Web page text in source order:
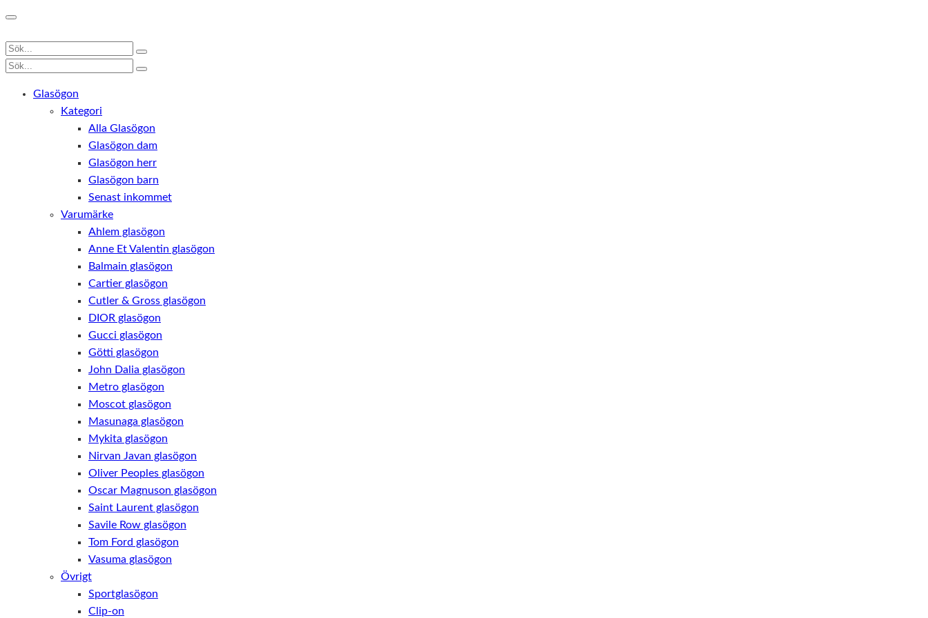
Glasögon
Kategori
Alla Glasögon
Glasögon dam
Glasögon herr
Glasögon barn
Senast inkommet
Varumärke
Ahlem glasögon
Anne Et Valentin glasögon
Balmain glasögon
Cartier glasögon
Cutler & Gross glasögon
DIOR glasögon
Gucci glasögon
Götti glasögon
John Dalia glasögon
Metro glasögon
Moscot glasögon
Masunaga glasögon
Mykita glasögon
Nirvan Javan glasögon
Oliver Peoples glasögon
Oscar Magnuson glasögon
Saint Laurent glasögon
Savile Row glasögon
Tom Ford glasögon
Vasuma glasögon
Övrigt
Sportglasögon
Clip-on